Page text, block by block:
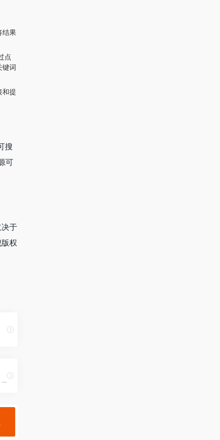
结果
点
键词
和提
搜
可
于
权
阿里云盘夸克网盘搜索神器 蓝奏云搜索| 网盘搜索引擎